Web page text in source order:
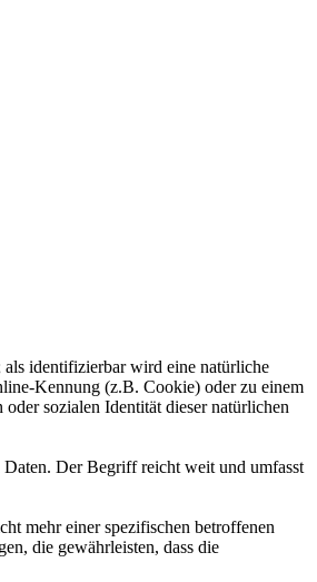
als identifizierbar wird eine natürliche
Kennung (z.B. Cookie) oder zu einem
sozialen Identität dieser natürlichen
Daten. Der Begriff reicht weit und umfasst
mehr einer spezifischen betroffenen
die gewährleisten, dass die